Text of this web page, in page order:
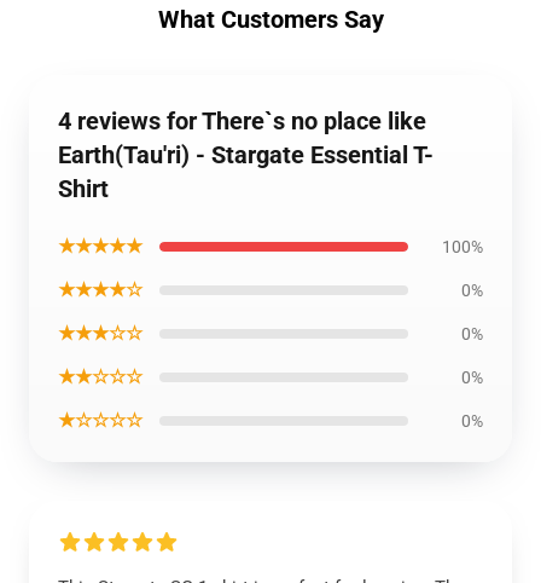
What Customers Say
4 reviews for There`s no place like
Earth(Tau'ri) - Stargate Essential T-
Shirt
★★★★★ 100%
★★★★☆ 0%
★★★☆☆ 0%
★★☆☆☆ 0%
★☆☆☆☆ 0%